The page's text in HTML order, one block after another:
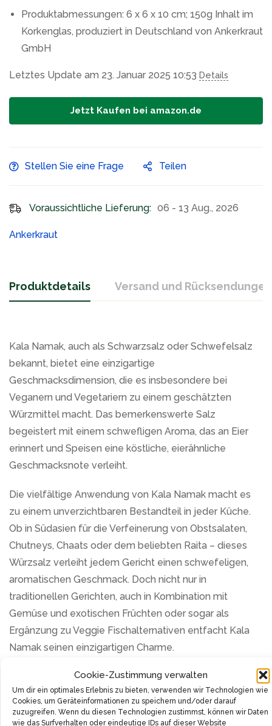
Cookie-Zustimmung verwalten
Um dir ein optimales Erlebnis zu bieten, verwenden wir Technologien wie
Cookies, um Geräteinformationen zu speichern und/oder darauf
zuzugreifen. Wenn du diesen Technologien zustimmst, können wir Daten
wie das Surfverhalten oder eindeutige IDs auf dieser Website
Produktabmessungen: 6 x 6 x 10 cm; 150g Inhalt im
Korkenglas, produziert in Deutschland von Ankerkraut
GmbH
Letztes Update am 23. Januar 2025 10:53 Details
Jetzt Kaufen bei amazon.de
Stellen Sie eine Frage Teilen
Voraussichtliche Lieferung: 06 - 13 Aug., 2026
Ankerkraut
Produktdetails Versand und Rücksendungen
Kala Namak, auch als Schwarzsalz oder Schwefelsalz
bekannt, bietet eine einzigartige
Geschmacksdimension, die es insbesondere bei
Veganern und Vegetariern zu einem geschätzten
Würzmittel macht. Das bemerkenswerte Salz
begeistert mit einem schwefligen Aroma, das an Eier
erinnert und Speisen eine köstliche, eierähnliche
Geschmacksnote verleiht.
Die vielfältige Anwendung von Kala Namak macht es
zu einem unverzichtbaren Bestandteil in jeder Küche.
Ob in Südasien für die Verfeinerung von Obstsalaten,
Chutneys, Chaats oder dem beliebten Raita – dieses
Würzsalz verleiht jedem Gericht einen schwefeligen,
aromatischen Geschmack. Doch nicht nur in
traditionellen Gerichten, auch in Kombination mit
Gemüse und exotischen Früchten oder sogar als
Ergänzung zu Veggie Fischalternativen entfacht Kala
Namak seinen einzigartigen Charme.
Im Einklang mit der Philosophie von Ankerkraut, steht
Qualität an vorderster Stelle. Das Kala Namak Salz ist
frei von Geschmacksverstärkern und künstlichen